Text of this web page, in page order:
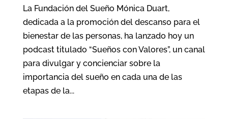
La Fundación del Sueño Mónica Duart,
dedicada a la promoción del descanso para el
bienestar de las personas, ha lanzado hoy un
podcast titulado “Sueños con Valores”, un canal
para divulgar y concienciar sobre la
importancia del sueño en cada una de las
etapas de la...